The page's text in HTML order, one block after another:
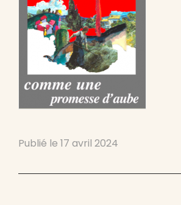
Publié le 17 avril 2024